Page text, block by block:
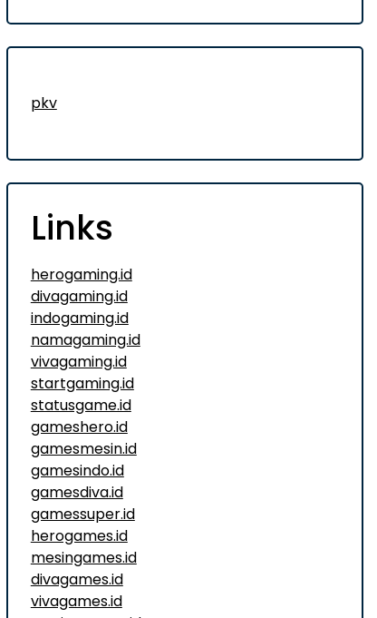
pkv
Links
herogaming.id
divagaming.id
indogaming.id
namagaming.id
vivagaming.id
startgaming.id
statusgame.id
gameshero.id
gamesmesin.id
gamesindo.id
gamesdiva.id
gamessuper.id
herogames.id
mesingames.id
divagames.id
vivagames.id